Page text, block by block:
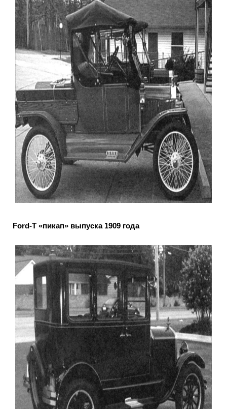
Ford-T «пикап» выпуска 1909 года